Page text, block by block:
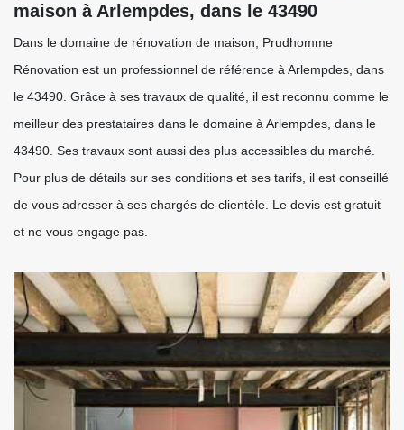
maison à Arlempdes, dans le 43490
Dans le domaine de rénovation de maison, Prudhomme
Rénovation est un professionnel de référence à Arlempdes, dans
le 43490. Grâce à ses travaux de qualité, il est reconnu comme le
meilleur des prestataires dans le domaine à Arlempdes, dans le
43490. Ses travaux sont aussi des plus accessibles du marché.
Pour plus de détails sur ses conditions et ses tarifs, il est conseillé
de vous adresser à ses chargés de clientèle. Le devis est gratuit
et ne vous engage pas.